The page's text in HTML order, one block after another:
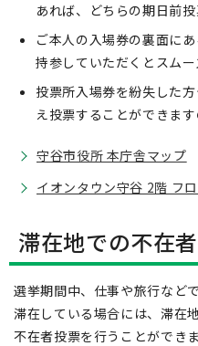
あれば、どちらの期日前
ご本人の入場券の裏面に
持参していただくとスムー
投票所入場券を紛失した
え投票することができま
守谷市役所 本庁舎マップ
イオンタウン守谷 2階 フ
滞在地での不在
選挙期間中、仕事や旅行など
滞在している場合には、滞在
不在者投票を行うことができ